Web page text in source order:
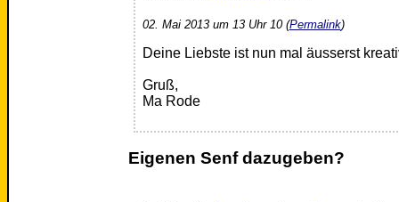
02. Mai 2013 um 13 Uhr 10 (Permalink)
Deine Liebste ist nun mal äusserst
Gruß,
Ma Rode
Eigenen Senf dazugeben?